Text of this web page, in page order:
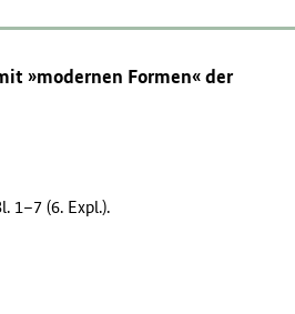
»modernen Formen« der
1–7 (6. Expl.).